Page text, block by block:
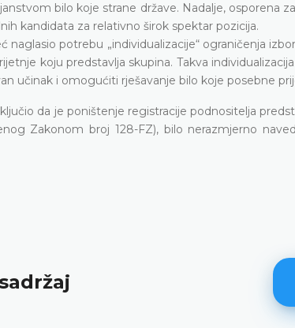
bilo koje strane države. Nadalje, osporena
kandidata za relativno širok spektar pozicija.
naglasio potrebu „individualizacije“ ograničenja
koju predstavlja skupina. Takva
učinak i omogućiti rješavanje bilo koje posebne
da je poništenje registracije podnositelja
Zakonom broj 128-FZ), bilo nerazmjerno